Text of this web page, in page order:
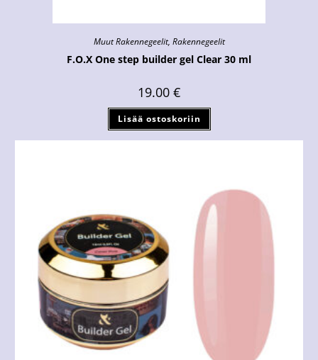
Muut Rakennegeelit, Rakennegeelit
F.O.X One step builder gel Clear 30 ml
19.00 €
Lisää ostoskoriin